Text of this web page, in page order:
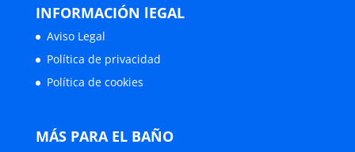
INFORMACIÓN lEGAL
Aviso Legal
Política de privacidad
Política de cookies
MÁS PARA EL BAÑO